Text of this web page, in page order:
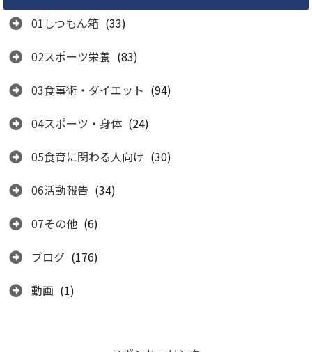
01しつもん箱 (33)
02スポーツ栄養 (83)
03食事術・ダイエット (94)
04スポーツ・身体 (24)
05食育に関わる人向け (30)
06活動報告 (34)
07その他 (6)
ブログ (176)
動画 (1)